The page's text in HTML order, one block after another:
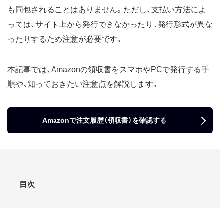
も同包されることはありません。ただし、支払い方法によ
っては、サイト上から発行できなかったり、発行形式が異な
ったりするため注意が必要です。
本記事では、Amazonの領収書をスマホやPCで発行する手
順や、知っておきたい注意点を解説します。
Amazonで注文履歴（領収書）を確認する
目次